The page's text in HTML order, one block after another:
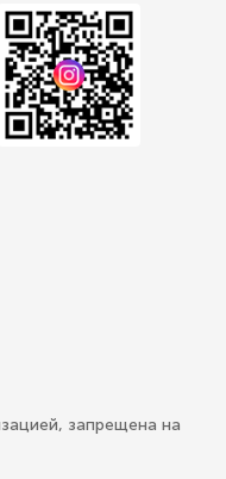
запрещена на